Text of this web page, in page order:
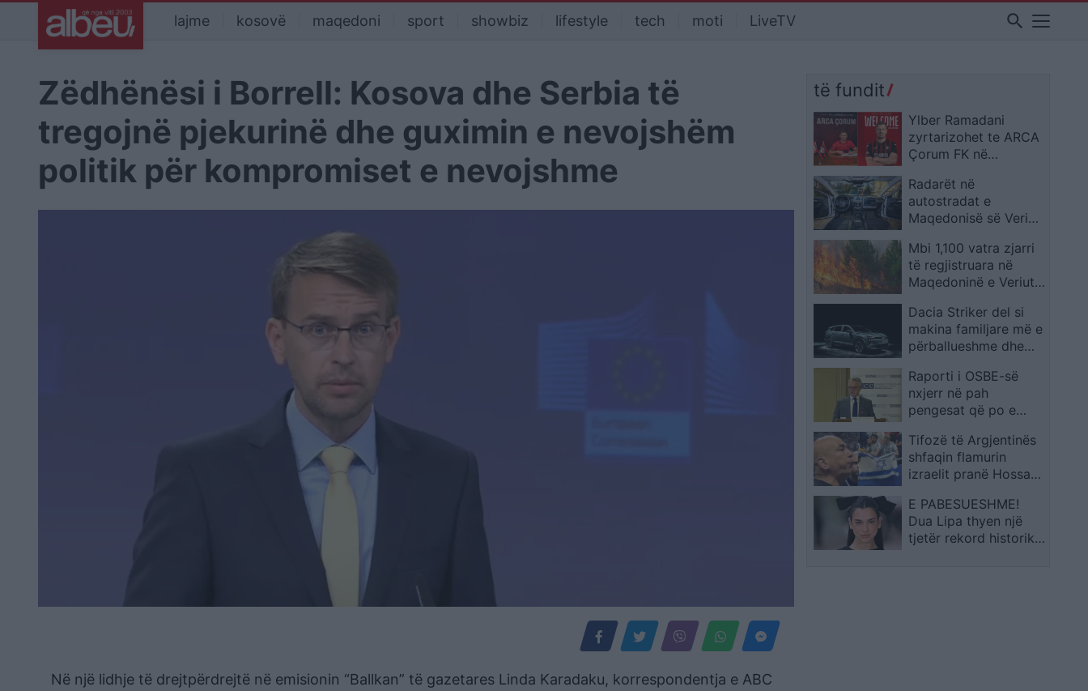
lajme kosovë maqedoni sport showbiz lifestyle tech moti LiveTV search
Zëdhënësi i Borrell: Kosova dhe Serbia të
tregojnë pjekurinë dhe guximin e nevojshëm
politik për kompromiset e nevojshme
Në një lidhje të drejtpërdrejtë në emisionin “Ballkan” të gazetares Linda Karadaku, korrespondentja e ABC
të fundit
Ylber Ramadani
zyrtarizohet te ARCA
Çorum FK në
Radarët në
autostradat e
Maqedonisë së Veriut
shpejtësinë e
automjeteve
Mbi 1,100 vatra zjarri
të regjistruara në
Maqedoninë e Veriut
të parë të vitit
Dacia Striker del si
makina familjare më e
përballueshme dhe
Evropë
Raporti i OSBE-së
nxjerr në pah
pengesat që po e
drejtësinë për krimet
e luftës
Tifozë të Argjentinës
shfaqin flamurin
izraelit pranë Hossam
Egjiptit pështyn në
drejtim të tyre
E PABESUESHME!
Dua Lipa thyen një
tjetër rekord historik,